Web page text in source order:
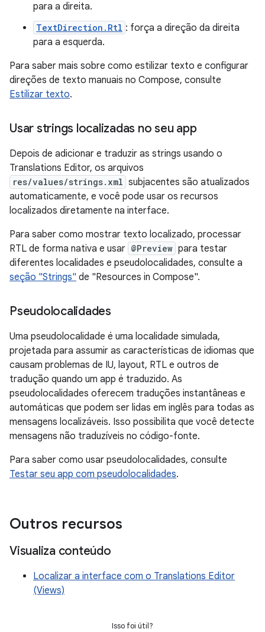
para a direita.
TextDirection.Rtl : força a direção da direita
para a esquerda.
Para saber mais sobre como estilizar texto e configurar
direções de texto manuais no Compose, consulte
Estilizar texto.
Usar strings localizadas no seu app
Depois de adicionar e traduzir as strings usando o
Translations Editor, os arquivos
res/values/strings.xml subjacentes são atualizados
automaticamente, e você pode usar os recursos
localizados diretamente na interface.
Para saber como mostrar texto localizado, processar
RTL de forma nativa e usar @Preview para testar
diferentes localidades e pseudolocalidades, consulte a
seção "Strings" de "Resources in Compose".
Pseudolocalidades
Uma pseudolocalidade é uma localidade simulada,
projetada para assumir as características de idiomas que
causam problemas de IU, layout, RTL e outros de
tradução quando um app é traduzido. As
pseudolocalidades oferecem traduções instantâneas e
automáticas que podem ser lidas em inglês para todas as
mensagens localizáveis. Isso possibilita que você detecte
mensagens não traduzíveis no código-fonte.
Para saber como usar pseudolocalidades, consulte
Testar seu app com pseudolocalidades.
Outros recursos
Visualiza conteúdo
Localizar a interface com o Translations Editor
(Views)
Isso foi útil?